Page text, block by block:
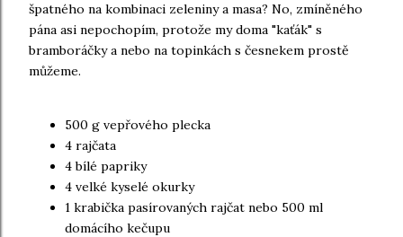
špatného na kombinaci zeleniny a masa? No, zmíněného
pána asi nepochopím, protože my doma "kaťák" s
bramboráčky a nebo na topinkách s česnekem prostě
můžeme.
500 g vepřového plecka
4 rajčata
4 bílé papriky
4 velké kyselé okurky
1 krabička pasírovaných rajčat nebo 500 ml
domácího kečupu